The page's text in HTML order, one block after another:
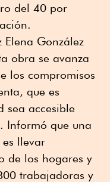
del 40 por
Elena González
obra se avanza
los compromisos
que es
sea accesible
Informó que una
es llevar
de los hogares y
trabajadoras y